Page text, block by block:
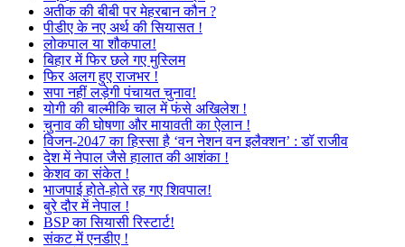
अतीक की बीबी पर मेहरबान कौन ?
पीडीए के नए अर्थ की सियासत !
लोकपाल या शौकपाल!
बिहार में फिर छले गए मुस्लिम
फिर अलग हुए राजभर !
सपा नहीं लड़ेगी पंचायत चुनाव!
योगी की बाल्मीकि चाल में फंसे अखिलेश !
चुनाव की घोषणा और मायावती का ऐलान !
विजन-2047 का हिस्सा है ‘वन नेशन वन इलैक्शन’ : डॉ राजीव
देश में नेपाल जैसे हालात की आशंका !
केशव का संकेत !
भाजपाई होते-होते रह गए शिवपाल!
बुरे दौर में नेपाल !
BSP का सियासी रिस्टार्ट!
संकट में एनडीए !